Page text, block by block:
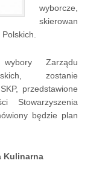
wyborcze,
skierowan
Zarządu
zostanie
przedstawione
Stowarzyszenia
będzie plan
Kulinarna